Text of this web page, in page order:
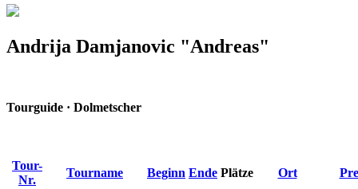
Andrija Damjanovic "Andreas"
Tourguide · Dolmetscher
Tour-
Nr.
Tourname Beginn Ende Plätze Ort